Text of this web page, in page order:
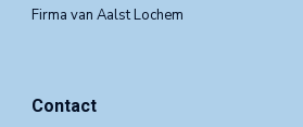
Firma van Aalst Lochem
Contact